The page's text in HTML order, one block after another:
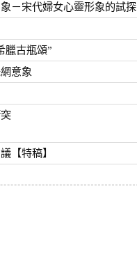
－宋代婦女心靈形象的試探
臘古瓶頌”
意象
【特稿】